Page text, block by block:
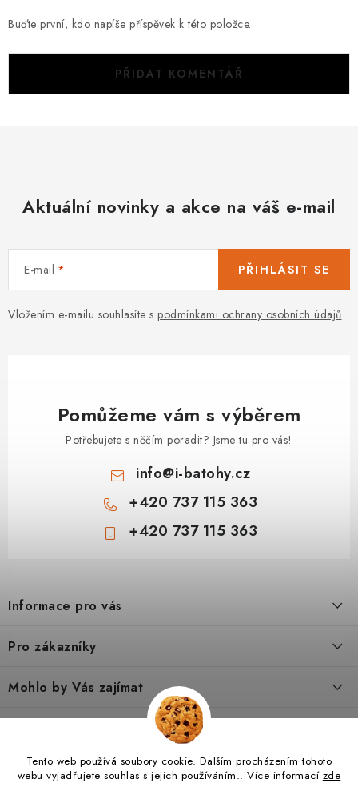
Tento web používá soubory cookie. Dalším procházením tohoto
webu vyjadřujete souhlas s jejich používáním.. Více informací zde
Buďte první, kdo napíše příspěvek k této položce.
PŘIDAT KOMENTÁŘ
Aktuální novinky a akce na váš e-mail
E-mail
Vložením e-mailu souhlasíte s podmínkami ochrany osobních údajů
PŘIHLÁSIT SE
Pomůžeme vám s výběrem
Potřebujete s něčím poradit? Jsme tu pro vás!
info@i-batohy.cz
+420 737 115 363
+420 737 115 363
p
a
Informace pro vás
Kontakty
O nás
Pro zákazníky
Podmínky ochrany osobní údaje
Výměna a vrácení zboží
Mohlo by Vás zajímat
Dárkové poukazy
Výhody registrace
Jak vybrat turistický batoh pro dítě 6–8 let
I-SPORTS.CZ Nábytek VALMO I-BATOHY.CZ